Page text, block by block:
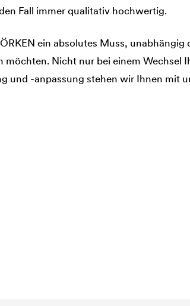
Fall immer qualitativ hochwertig.
ein absolutes Muss, unabhängig
möchten. Nicht nur bei einem Wechsel
und -anpassung stehen wir Ihnen mit